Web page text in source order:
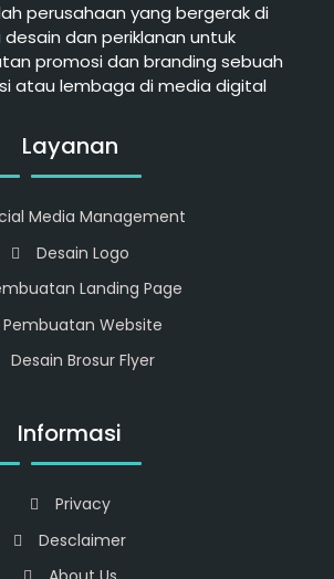
perusahaan yang bergerak di
dan periklanan untuk
promosi dan branding sebuah
atau lembaga di media digital
Layanan
Media Management
Desain Logo
Landing Page
Pembuatan Website
Desain Brosur Flyer
Informasi
Privacy
Desclaimer